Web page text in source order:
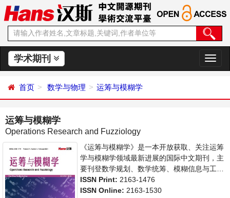
学术期刊
切
换
首页 数学与物理 运筹与模糊学
运筹与模糊学
Operations Research and Fuzziology
《运筹与模糊学》是一本开放获取、关注运筹
学与模糊学领域最新进展的国际中文期刊，主
要刊登数学规划、数学统筹、模糊信息与工
程、模糊管理学相关内容的学术论文和成果评
述。本刊支持思想创新、学术创新，倡导科
ISSN Print: 2163-1476
ISSN Online: 2163-1530